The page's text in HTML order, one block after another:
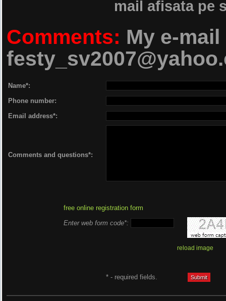
mail afisata pe
Comments: My e-
Name*:
Phone number:
Email address*:
Comments and questions*:
free online registration form
Enter web form code*:
reload image
* - required fields.